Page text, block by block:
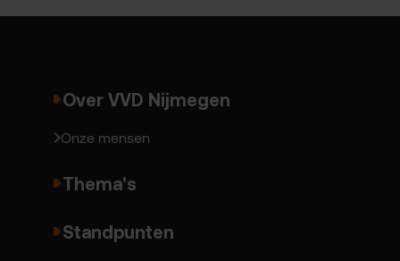
Over VVD Nijmegen
Onze mensen
Thema's
Standpunten